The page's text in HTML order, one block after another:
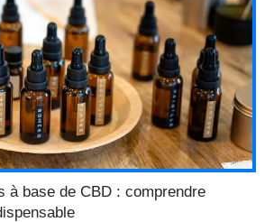
à base de CBD : comprendre